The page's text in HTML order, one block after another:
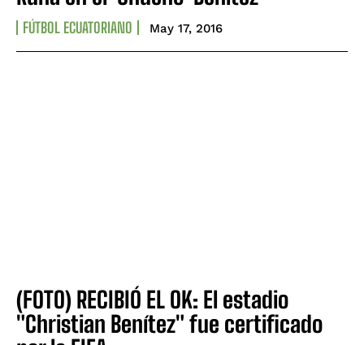
FÚTBOL ECUATORIANO May 17, 2016
(FOTO) RECIBIÓ EL OK: El estadio
"Christian Benítez" fue certificado